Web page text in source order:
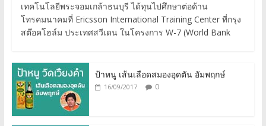
เทคโนโลยีพระจอมเกล้าธนบุรี ได้ทุนไปศึกษาต่อด้าน
โทรคมนาคมที่ Ericsson International Training Center ที่กรุง
สต๊อคโฮล์ม ประเทศสวีเดน ในโครงการ W-7 (World Bank
ป้าหนู เส้นเลือดสมองอุดตัน อัมพฤกษ์
16/09/2017 0